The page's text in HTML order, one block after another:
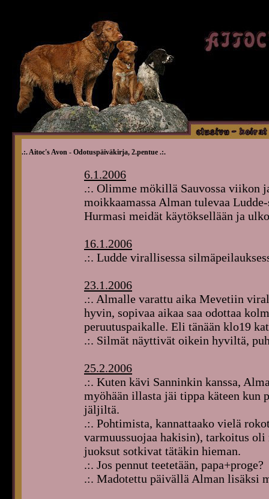
.:. Aitoc's Avon - Odotuspäiväkirja, 2.pentue .:.
6.1.2006
.:. Olimme mökillä Sauvossa viikon
moikkaamassa Alman tulevaa
Hurmasi meidät käytöksellään ja
16.1.2006
.:. Ludde virallisessa
23.1.2006
.:. Almalle varattu aika Mevetiin
hyvin, sopivaa aikaa saa odottaa
peruutuspaikalle. Eli tänään klo19
.:. Silmät näyttivät oikein hyviltä,
25.2.2006
.:. Kuten kävi Sanninkin kanssa,
myöhään illasta jäi tippa käteen
jäljiltä.
.:. Pohtimista, kannattaako vielä
varmuussuojaa hakisin), tarkoitus
juoksut sotkivat tätäkin hieman.
.:. Jos pennut teetetään, papa+proge?
.:. Madotettu päivällä Alman lisäksi